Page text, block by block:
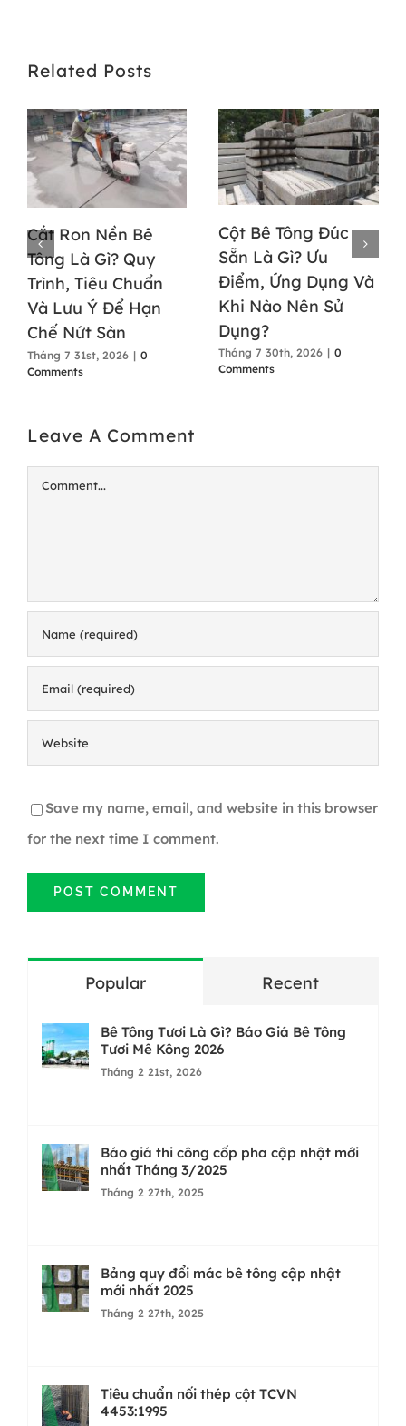
Related Posts
Cắt Ron Nền Bê
Tông Là Gì? Quy
Trình, Tiêu Chuẩn
Và Lưu Ý Để Hạn
Chế Nứt Sàn
Tháng 7 31st, 2026 | 0
Comments
Cột Bê Tông Đúc
Sẵn Là Gì? Ưu
Điểm, Ứng Dụng Và
Khi Nào Nên Sử
Dụng?
Tháng 7 30th, 2026 | 0
Comments
Leave A Comment
Comment
Save my name, email, and website in this browser
for the next time I comment.
Popular Recent
Bê Tông Tươi Là Gì? Báo Giá Bê Tông
Tươi Mê Kông 2026
Tháng 2 21st, 2026
Báo giá thi công cốp pha cập nhật mới
nhất Tháng 3/2025
Tháng 2 27th, 2025
Bảng quy đổi mác bê tông cập nhật
mới nhất 2025
Tháng 2 27th, 2025
Tiêu chuẩn nối thép cột TCVN
4453:1995